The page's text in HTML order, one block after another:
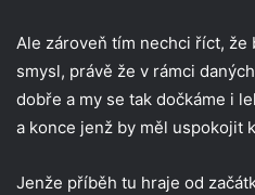
Ale zároveň tím nechci říct,
smysl, právě že v rámci
dobře a my se tak dočkáme i
a konce jenž by měl uspokojit
Jenže příběh tu hraje od